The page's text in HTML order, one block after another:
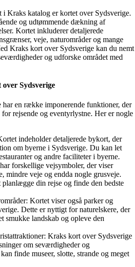
Kraks katalog er kortet over Sydsverige.
og udtømmende dækning af
Kortet inkluderer detaljerede
veje, naturområder og mange
Kraks kort over Sydsverige kan du nemt
og udforske området med
Sydsverige
en række imponerende funktioner, der
rejsende og eventyrlystne. Her er nogle
indeholder detaljerede bykort, der
om byerne i Sydsverige. Du kan let
og andre faciliteter i byerne.
forskellige vejsymboler, der viser
mindre veje og endda nogle grusveje.
planlægge din rejse og finde den bedste
Kortet viser også parker og
Dette er nyttigt for naturelskere, der
smukke landskab og opleve den
Kraks kort over Sydsverige
om seværdigheder og
finde museer, slotte, strande og meget